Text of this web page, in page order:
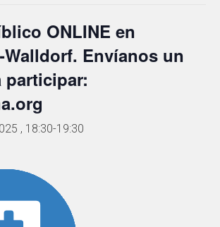
ONLINE en
Envíanos un
participar:
, 18:30-19:30